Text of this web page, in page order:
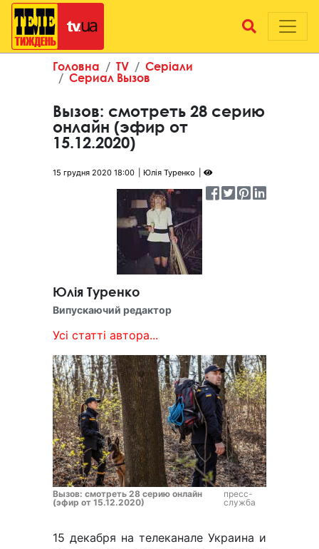
Головна TV
Серіали
Сериал Вызов
Вызов: смотреть 28 серию
онлайн (эфир от
15.12.2020)
15 грудня 2020 18:00 Юлія Туренко
Юлія Туренко
Випускаючий редактор
Усі статті автора...
Вызов: смотреть 28 серию онлайн
(эфир от 15.12.2020)
пресс-
служба
15 декабря на телеканале Украина и